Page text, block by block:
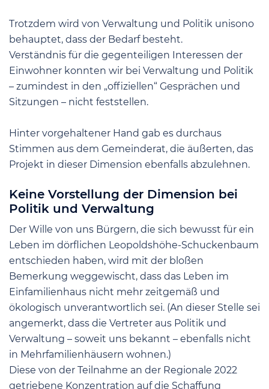
Trotzdem wird von Verwaltung und Politik unisono
behauptet, dass der Bedarf besteht.
Verständnis für die gegenteiligen Interessen der
Einwohner konnten wir bei Verwaltung und Politik
– zumindest in den „offiziellen“ Gesprächen und
Sitzungen – nicht feststellen.
Hinter vorgehaltener Hand gab es durchaus
Stimmen aus dem Gemeinderat, die äußerten, das
Projekt in dieser Dimension ebenfalls abzulehnen.
Keine Vorstellung der Dimension bei
Politik und Verwaltung
Der Wille von uns Bürgern, die sich bewusst für ein
Leben im dörflichen Leopoldshöhe-Schuckenbaum
entschieden haben, wird mit der bloßen
Bemerkung weggewischt, dass das Leben im
Einfamilienhaus nicht mehr zeitgemäß und
ökologisch unverantwortlich sei. (An dieser Stelle sei
angemerkt, dass die Vertreter aus Politik und
Verwaltung – soweit uns bekannt – ebenfalls nicht
in Mehrfamilienhäusern wohnen.)
Diese von der Teilnahme an der Regionale 2022
getriebene Konzentration auf die Schaffung